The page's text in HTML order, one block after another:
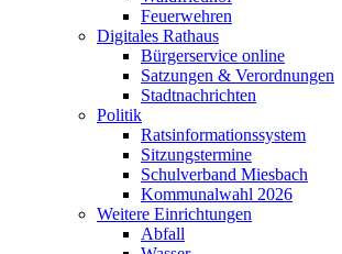
Feuerwehren
Digitales Rathaus
Bürgerservice online
Satzungen & Verordnungen
Stadtnachrichten
Politik
Ratsinformationssystem
Sitzungstermine
Schulverband Miesbach
Kommunalwahl 2026
Weitere Einrichtungen
Abfall